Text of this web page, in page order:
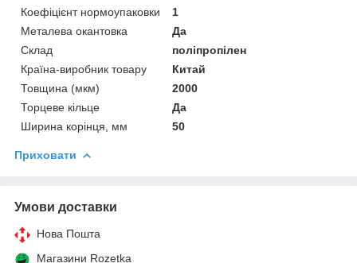
Коефіцієнт нормоупаковки
1
Металева окантовка
Да
Склад
поліпропілен
Країна-виробник товару
Китай
Товщина (мкм)
2000
Торцеве кільце
Да
Ширина корінця, мм
50
Приховати
Умови доставки
Нова Пошта
Магазини Rozetka